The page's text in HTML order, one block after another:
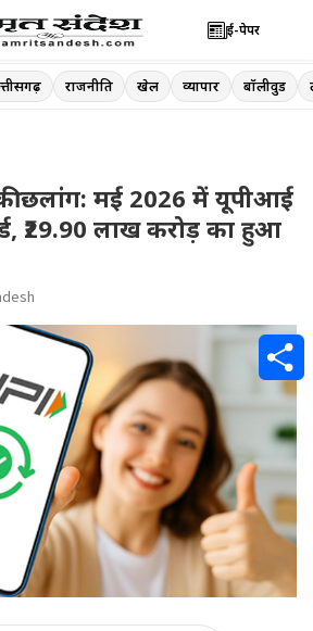
ई-पेपर
राजनीति खेल व्यापार बॉलीवुड
छलांग: मई 2026 में यूपीआई
₹29.90 लाख करोड़ का हुआ
e